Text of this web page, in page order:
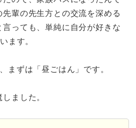
輩の先生方との交流を深める
っても、単純に自分が好きな
ます。
まずは「昼ごはん」です。
ました。